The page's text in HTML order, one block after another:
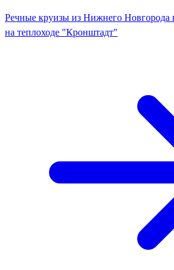
Речные круизы из Нижнего
на теплоходе "Кронштадт"